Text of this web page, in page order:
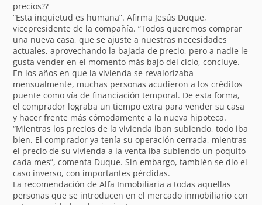
precios??
“Esta inquietud es humana”. Afirma Jesús Duque,
vicepresidente de la compañía. “Todos queremos comprar
una nueva casa, que se ajuste a nuestras necesidades
actuales, aprovechando la bajada de precio, pero a nadie le
gusta vender en el momento más bajo del ciclo, concluye.
En los años en que la vivienda se revalorizaba
mensualmente, muchas personas acudieron a los créditos
puente como vía de financiación temporal. De esta forma,
el comprador lograba un tiempo extra para vender su casa
y hacer frente más cómodamente a la nueva hipoteca.
“Mientras los precios de la vivienda iban subiendo, todo iba
bien. El comprador ya tenía su operación cerrada, mientras
el precio de su vivienda a la venta iba subiendo un poquito
cada mes”, comenta Duque. Sin embargo, también se dio el
caso inverso, con importantes pérdidas.
La recomendación de Alfa Inmobiliaria a todas aquellas
personas que se introducen en el mercado inmobiliario con